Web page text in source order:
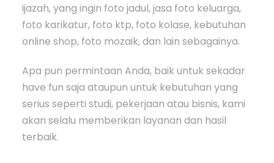
ijazah, yang ingin foto jadul, jasa foto keluarga,
foto karikatur, foto ktp, foto kolase, kebutuhan
online shop, foto mozaik, dan lain sebagainya.
Apa pun permintaan Anda, baik untuk sekadar
have fun saja ataupun untuk kebutuhan yang
serius seperti studi, pekerjaan atau bisnis, kami
akan selalu memberikan layanan dan hasil
terbaik.